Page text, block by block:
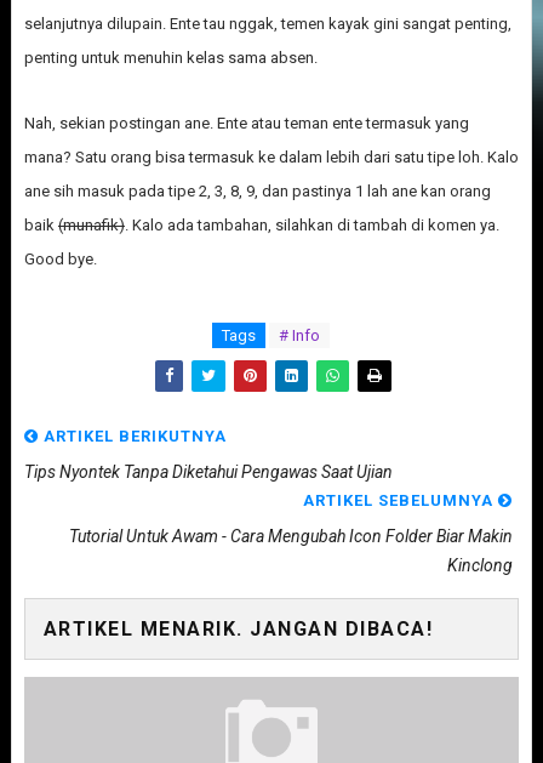
selanjutnya dilupain. Ente tau nggak, temen kayak gini sangat penting,
penting untuk menuhin kelas sama absen.
Nah, sekian postingan ane. Ente atau teman ente termasuk yang
mana? Satu orang bisa termasuk ke dalam lebih dari satu tipe loh. Kalo
ane sih masuk pada tipe 2, 3, 8, 9, dan pastinya 1 lah ane kan orang
baik (munafik). Kalo ada tambahan, silahkan di tambah di komen ya.
Good bye.
Tags # Info
ARTIKEL BERIKUTNYA
Tips Nyontek Tanpa Diketahui Pengawas Saat Ujian
ARTIKEL SEBELUMNYA
Tutorial Untuk Awam - Cara Mengubah Icon Folder Biar Makin
Kinclong
ARTIKEL MENARIK. JANGAN DIBACA!